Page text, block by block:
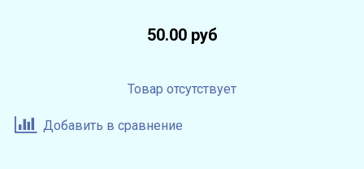
50.00 руб
Товар отсутствует
Добавить в сравнение